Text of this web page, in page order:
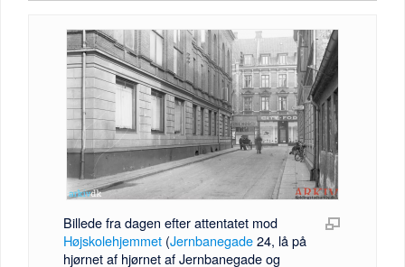
Billede fra dagen efter attentatet mod
Højskolehjemmet(Jernbanegade24, lå på
hjørnet af hjørnet af Jernbanegade og